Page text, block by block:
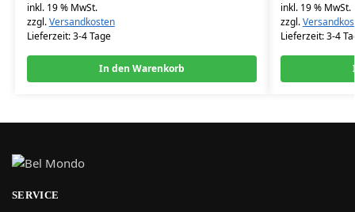
inkl. 19 % MwSt.
zzgl.Versandkosten
Lieferzeit:3-4 Tage
In den Warenkorb
inkl. 19 % MwSt.
zzgl.
Lieferzeit:3-4
SERVICE